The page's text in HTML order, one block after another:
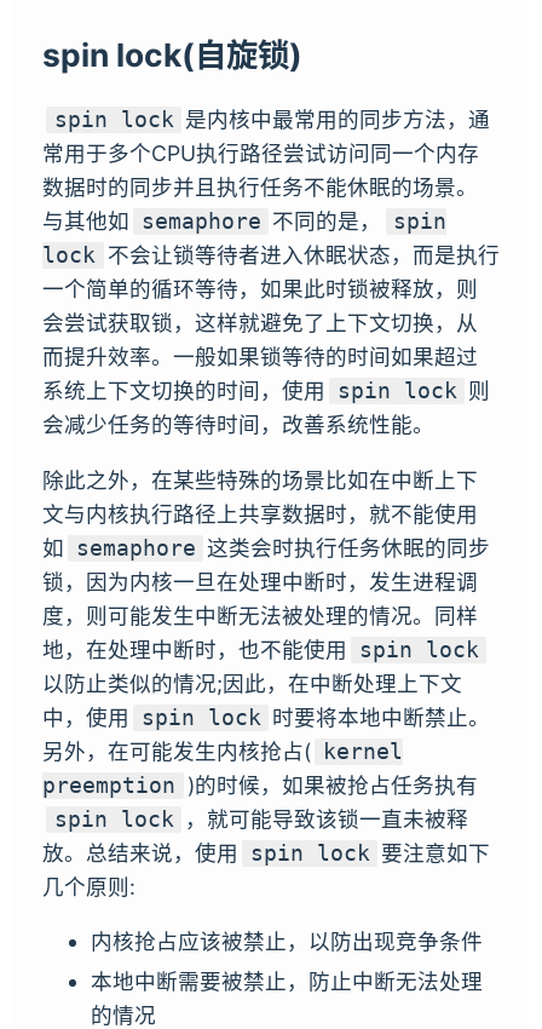
spin lock(自旋锁)
spin lock 是内核中最常用的同步方法，通
常用于多个CPU执行路径尝试访问同一个内存
数据时的同步并且执行任务不能休眠的场景。
与其他如 semaphore 不同的是，
spin
lock 不会让锁等待者进入休眠状态，而是执行
一个简单的循环等待，如果此时锁被释放，则
会尝试获取锁，这样就避免了上下文切换，从
而提升效率。一般如果锁等待的时间如果超过
系统上下文切换的时间，使用
spin lock 则
会减少任务的等待时间，改善系统性能。
除此之外，在某些特殊的场景比如在中断上下
文与内核执行路径上共享数据时，就不能使用
如 semaphore 这类会时执行任务休眠的同步
锁，因为内核一旦在处理中断时，发生进程调
度，则可能发生中断无法被处理的情况。同样
地，在处理中断时，也不能使用
spin lock
以防止类似的情况;因此，在中断处理上下文
中，使用
spin lock 时要将本地中断禁止。
另外，在可能发生内核抢占(
kernel
preemption )的时候，如果被抢占任务执有
spin lock
，就可能导致该锁一直未被释
放。总结来说，使用
spin lock 要注意如下
几个原则:
内核抢占应该被禁止，以防出现竞争条件
本地中断需要被禁止，防止中断无法处理
的情况